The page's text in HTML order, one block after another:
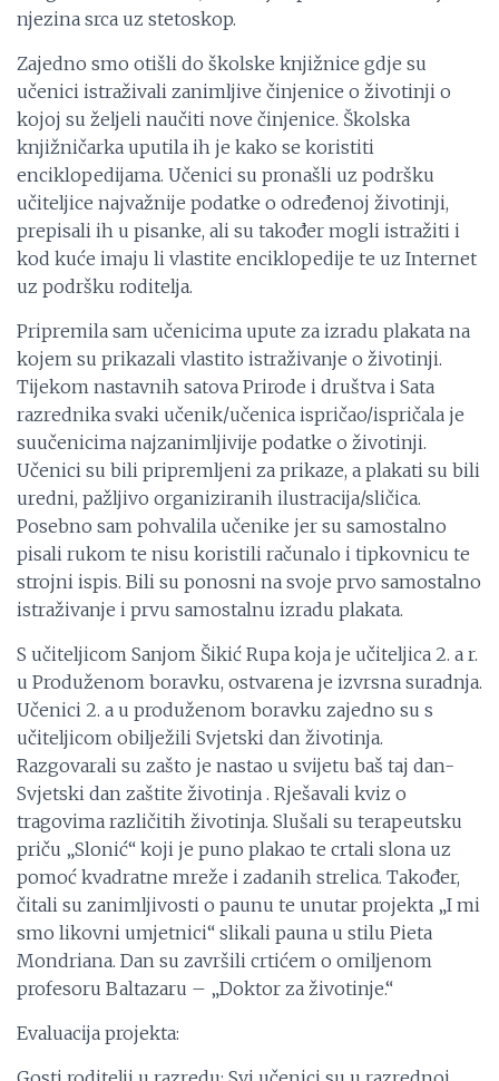
njezina srca uz stetoskop.
Zajedno smo otišli do školske knjižnice gdje su
učenici istraživali zanimljive činjenice o životinji o
kojoj su željeli naučiti nove činjenice. Školska
knjižničarka uputila ih je kako se koristiti
enciklopedijama. Učenici su pronašli uz podršku
učiteljice najvažnije podatke o određenoj životinji,
prepisali ih u pisanke, ali su također mogli istražiti i
kod kuće imaju li vlastite enciklopedije te uz Internet
uz podršku roditelja.
Pripremila sam učenicima upute za izradu plakata na
kojem su prikazali vlastito istraživanje o životinji.
Tijekom nastavnih satova Prirode i društva i Sata
razrednika svaki učenik/učenica ispričao/ispričala je
suučenicima najzanimljivije podatke o životinji.
Učenici su bili pripremljeni za prikaze, a plakati su bili
uredni, pažljivo organiziranih ilustracija/sličica.
Posebno sam pohvalila učenike jer su samostalno
pisali rukom te nisu koristili računalo i tipkovnicu te
strojni ispis. Bili su ponosni na svoje prvo samostalno
istraživanje i prvu samostalnu izradu plakata.
S učiteljicom Sanjom Šikić Rupa koja je učiteljica 2. a r.
u Produženom boravku, ostvarena je izvrsna suradnja.
Učenici 2. a u produženom boravku zajedno su s
učiteljicom obilježili Svjetski dan životinja.
Razgovarali su zašto je nastao u svijetu baš taj dan-
Svjetski dan zaštite životinja . Rješavali kviz o
tragovima različitih životinja. Slušali su terapeutsku
priču „Slonić“ koji je puno plakao te crtali slona uz
pomoć kvadratne mreže i zadanih strelica. Također,
čitali su zanimljivosti o paunu te unutar projekta „I mi
smo likovni umjetnici“ slikali pauna u stilu Pieta
Mondriana. Dan su završili crtićem o omiljenom
profesoru Baltazaru – „Doktor za životinje.“
Evaluacija projekta: